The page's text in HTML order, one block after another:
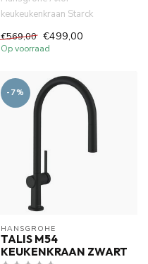
keukeukenkraan Starck
keukenkraan uittrekbare
kraanuitloop, eenh...
€569,00 €499,00
Op voorraad
-7%
HANSGROHE
TALIS M54
KEUKENKRAAN ZWART